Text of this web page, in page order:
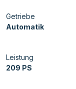
Getriebe
Automatik
Leistung
209 PS